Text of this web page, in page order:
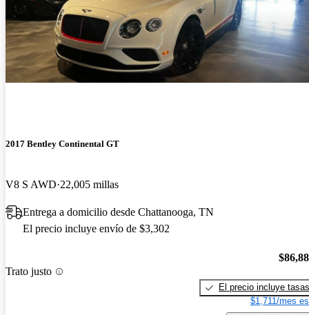
2017 Bentley Continental GT
V8 S AWD 22,005 millas
Entrega a domicilio desde Chattanooga, TN
El precio incluye envío de $3,302
Trato justo
El precio incluye tasas
$1,711/mes